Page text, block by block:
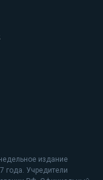
издание
года. Учредители